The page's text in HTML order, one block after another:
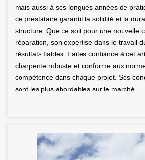
mais aussi à ses longues années de
ce prestataire garantit la solidité et la
structure. Que ce soit pour une nouvelle
réparation, son expertise dans le travail
résultats fiables. Faites confiance à cet
charpente robuste et conforme aux
compétence dans chaque projet. Ses
sont les plus abordables sur le marché.